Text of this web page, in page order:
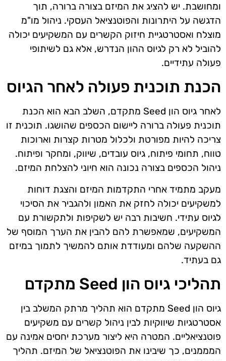
ומחושבת. יש להציג את המיזם בצורה ברורה, תוך
הדגשה על היתרונות והפוטנציאל העסקי. ניהול מו"מ
מוצלח ואסטרטגיית חיזוק הקשרים עם המשקיעים יכולה
להוביל לא רק לגיוס ההון הנדרש, אלא גם לשיתופי
פעולה עתידיים.
הכנת תוכנית פעולה לאחר הגיוס
לאחר גיוס הון Seed מתקדם, השלב הבא הוא הכנת
תוכנית פעולה ברורה ליישום הכספים שהושגו. תוכנית זו
צריכה להיות מפורטת ולכלול מטרות קצרות וארוכות
טווח, תחומי פיתוח, גיוס עובדים, שיווק, ומחקר ופיתוח.
ניהול הכספים בצורה נכונה הוא חיוני להצלחת המיזם.
מעקב מתמיד אחרי התקדמות המיזם והצגת דוחות
למשקיעים יכולה לחזק את האמון ולהגביר את הסיכוי
לגיוס עתידי. חשיבות רבה יש לשקיפות ולתקשורת עם
המשקיעים, שמאפשרת להם להבין את הערך המוסף של
ההשקעה שלהם ומעודדת אותם להמשיך לתמוך במיזם
גם בעתיד.
תהליכי גיוס הון Seed מתקדם
גיוס הון Seed מתקדם הוא תהליך מרתק המשלב בין
אסטרטגיות שיווקיות לבין ניהול קשרים עם משקיעים
פוטנציאליים. המטרה היא ליצור מערכת יחסים אמינה עם
המממנים, כך שיבינו את הפוטנציאל של המיזם. תהליך